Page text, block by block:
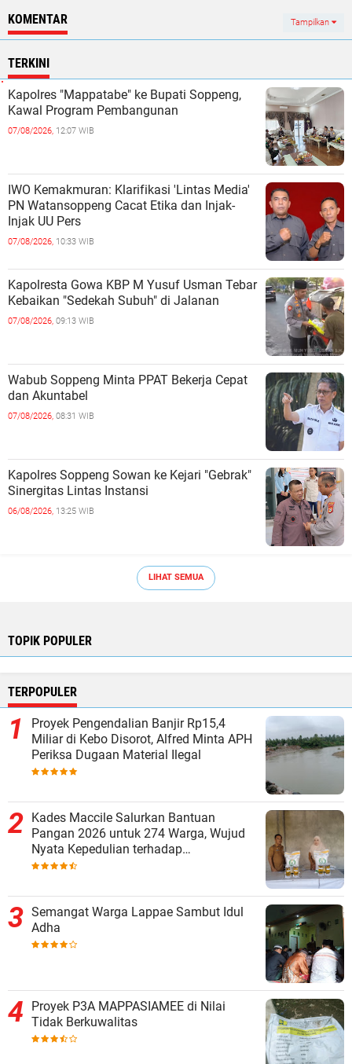
KOMENTAR Tampilkan
TERKINI
Kapolres "Mappatabe" ke Bupati Soppeng,
Kawal Program Pembangunan ‎ ‎
07/08/2026, 12:07 WIB
IWO Kemakmuran: Klarifikasi 'Lintas Media'
PN Watansoppeng Cacat Etika dan Injak-
Injak UU Pers
07/08/2026, 10:33 WIB
Kapolresta Gowa KBP M Yusuf Usman Tebar
Kebaikan "Sedekah Subuh" di Jalanan ‎
07/08/2026, 09:13 WIB
Wabub Soppeng Minta PPAT Bekerja Cepat
dan Akuntabel ‎
07/08/2026, 08:31 WIB
Kapolres Soppeng Sowan ke Kejari "Gebrak"
Sinergitas Lintas Instansi ‎
06/08/2026, 13:25 WIB
LIHAT SEMUA
TOPIK POPULER
TERPOPULER
Proyek Pengendalian Banjir Rp15,4
Miliar di Kebo Disorot, Alfred Minta APH
Periksa Dugaan Material Ilegal
Kades Maccile Salurkan Bantuan
Pangan 2026 untuk 274 Warga, Wujud
Nyata Kepedulian terhadap
Kesejahteraan Masyarakat
Semangat Warga Lappae Sambut Idul
Adha
Proyek P3A MAPPASIAMEE di Nilai
Tidak Berkuwalitas